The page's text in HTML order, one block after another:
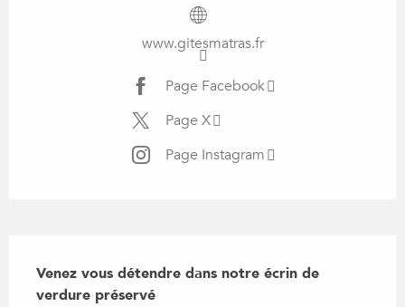
www.gitesmatras.fr
Page Facebook
Page X
Page Instagram
Venez vous détendre dans notre écrin de
verdure préservé